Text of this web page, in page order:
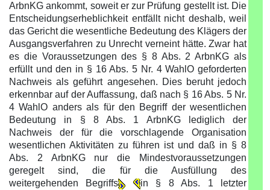
ArbnKG ankommt, soweit er zur Prüfung gestellt ist. Die
Entscheidungserheblichkeit entfällt nicht deshalb, weil
das Gericht die wesentliche Bedeutung des Klägers der
Ausgangsverfahren zu Unrecht verneint hätte. Zwar hat
es die Voraussetzungen des § 8 Abs. 2 ArbnKG als
erfüllt und den in § 16 Abs. 5 Nr. 4 WahlO geforderten
Nachweis als geführt angesehen. Dies beruht jedoch
erkennbar auf der Auffassung, daß nach § 16 Abs. 5 Nr.
4 WahlO anders als für den Begriff der wesentlichen
Bedeutung in § 8 Abs. 1 ArbnKG lediglich der
Nachweis der für die vorschlagende Organisation
wesentlichen Aktivitäten zu führen ist und daß in § 8
Abs. 2 ArbnKG nur die Mindestvoraussetzungen
geregelt sind, die für die Ausfüllung des
weitergehenden Begriffs
in § 8 Abs. 1 letzter